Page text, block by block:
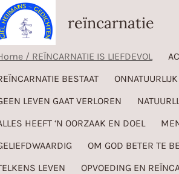
reïncarnatie
/ REÏNCARNATIE IS LIEFDEVOL
BESTAAT
LEVEN GAAT VERLOREN
HEEFT ‘N OORZAAK EN DOEL
OM GOD BETER TE
LEVEN
OPVOEDING EN